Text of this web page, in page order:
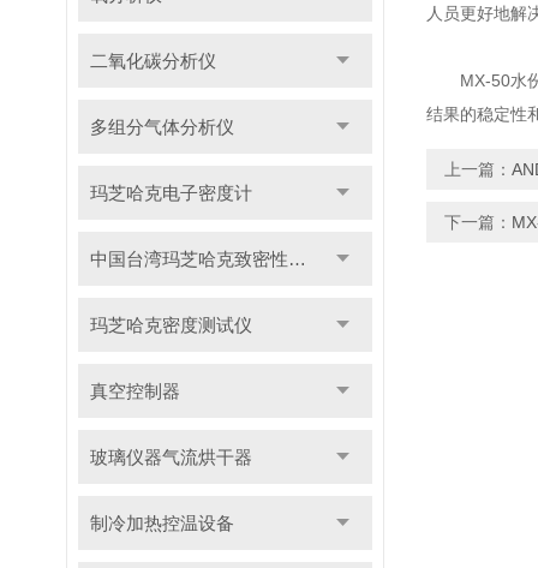
二氧化碳分析仪
多组分气体分析仪
玛芝哈克电子密度计
中国台湾玛芝哈克致密性材料密度测试仪
玛芝哈克密度测试仪
真空控制器
玻璃仪器气流烘干器
制冷加热控温设备
人员更好地解
MX-50水份
结果的稳定性
上一篇：
下一篇：